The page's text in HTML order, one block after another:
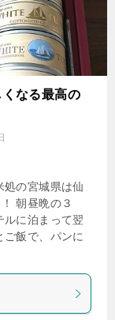
なる最高の
処の宮城県は仙
朝昼晩の３
に泊まって翌
飯で、パンに